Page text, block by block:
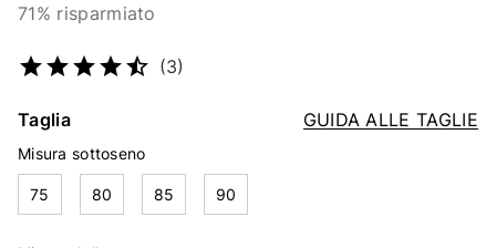
71% risparmiato
(3)
GUIDA ALLE TAGLIE
Taglia
Misura sottoseno
75 80 85 90